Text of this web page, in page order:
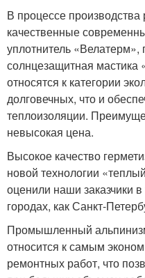
В процессе производства
качественные
уплотнитель
солнцезащитная мастика
относятся к категории
долговечных, что и
теплоизоляции.
невысокая цена.
Высокое качество
новой технологии
оценили наши заказчики
городах, как Санкт-
Промышленный
относится к самым
ремонтных работ, что